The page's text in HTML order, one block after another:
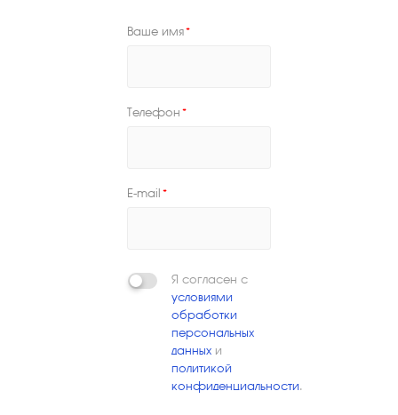
Ваше имя*
Телефон *
E-mail *
Я согласен с
условиями
обработки
персональных
данных и
политикой
конфиденциальности.